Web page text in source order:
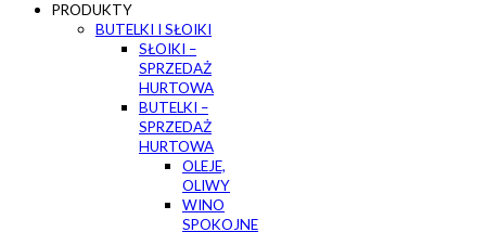
PRODUKTY
BUTELKI I SŁOIKI
SŁOIKI –
SPRZEDAŻ
HURTOWA
BUTELKI –
SPRZEDAŻ
HURTOWA
OLEJE,
OLIWY
WINO
SPOKOJNE